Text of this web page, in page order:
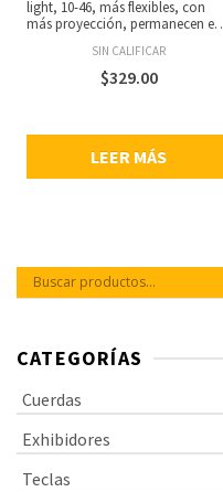
light, 10-46, más flexibles, con
más proyección, permanecen en
acerode alto carbón resistente a
las rupturas, aleación de acero
liso, mejorada respuesta en
corrosión para mantener las
cuerdas siempre frescas.
SIN CALIFICAR
$329.00
LEER MÁS
CATEGORÍAS
Cuerdas
Exhibidores
Teclas